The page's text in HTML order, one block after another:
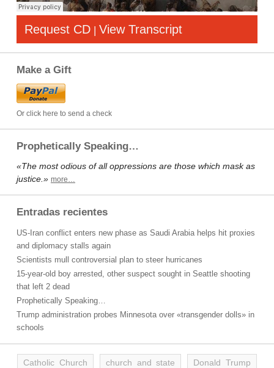
Request CD | View Transcript
Make a Gift
Or click here to send a check
Prophetically Speaking…
«The most odious of all oppressions are those which mask as
justice.» more…
Entradas recientes
US-Iran conflict enters new phase as Saudi Arabia helps hit proxies
and diplomacy stalls again
Scientists mull controversial plan to steer hurricanes
15-year-old boy arrested, other suspect sought in Seattle shooting
that left 2 dead
Prophetically Speaking…
Trump administration probes Minnesota over «transgender dolls» in
schools
Catholic Church church and state
Donald Trump